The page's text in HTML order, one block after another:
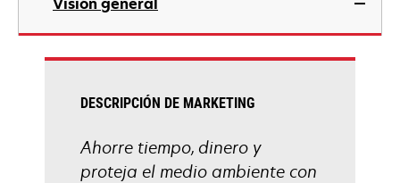
DESCRIPCIÓN DE MARKETING
Ahorre tiempo, dinero y
proteja el medio ambiente con